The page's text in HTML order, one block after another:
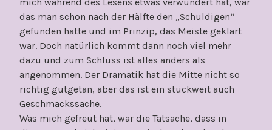
das man schon nach der Hälfte den „Schuldigen“
gefunden hatte und im Prinzip, das Meiste geklärt
war. Doch natürlich kommt dann noch viel mehr
dazu und zum Schluss ist alles anders als
angenommen. Der Dramatik hat die Mitte nicht so
richtig gutgetan, aber das ist ein stückweit auch
Geschmackssache.
Was mich gefreut hat, war die Tatsache, dass in